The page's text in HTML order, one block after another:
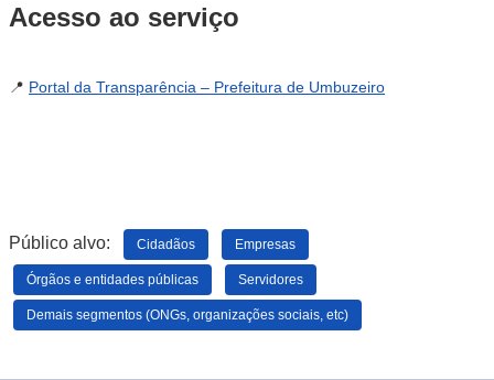
Acesso ao serviço
📍 Portal da Transparência – Prefeitura de Umbuzeiro
Público alvo: Cidadãos Empresas
Órgãos e entidades públicas Servidores
Demais segmentos (ONGs, organizações sociais, etc)